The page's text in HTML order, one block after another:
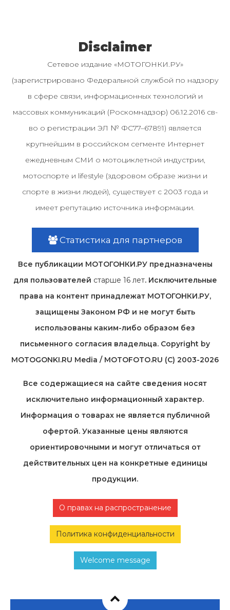
Disclaimer
Сетевое издание «МОТОГОНКИ.РУ»
(зарегистрировано Федеральной службой по надзору
в сфере связи, информационных технологий и
массовых коммуникаций (Роскомнадзор) 06.12.2016 св-
во о регистрации ЭЛ № ФС77–67891) является
крупнейшим в российском сегменте Интернет
ежедневным СМИ о мотоциклетной индустрии,
мотоспорте и lifestyle (здоровом образе жизни и
спорте в жизни людей), существует с 2003 года и
имеет репутацию источника информации.
Статистика для партнеров
Все публикации МОТОГОНКИ.РУ предназначены
для пользователей старше 16 лет. Исключительные
права на контент принадлежат МОТОГОНКИ.РУ,
защищены Законом РФ и не могут быть
использованы каким-либо образом без
письменного согласия владельца. Copyright by
MOTOGONKI.RU Media / MOTOFOTO.RU (C) 2003-2026
Все содержащиеся на cайте сведения носят
исключительно информационный характер.
Информация о товарах не является публичной
офертой. Указанные цены являются
ориентировочными и могут отличаться от
действительных цен на конкретные единицы
продукции.
О правах на распространение
Политика конфиденциальности
Welcome message